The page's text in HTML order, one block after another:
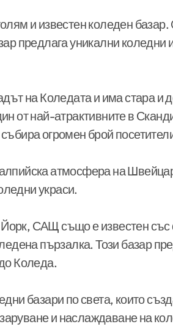
и известен коледен
предлага уникални коледни
на Коледата и има стара и
от най-атрактивните в
огромен брой
атмосфера на
украси.
САЩ също е известен със
пързалка. Този базар
Коледа.
базари по света, които
и наслаждаване на